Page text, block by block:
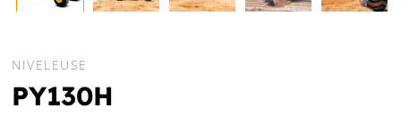
NIVELEUSE
PY130H